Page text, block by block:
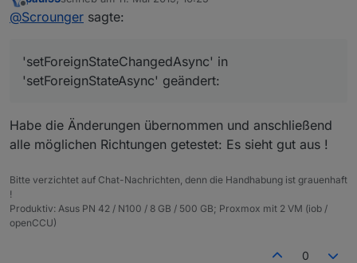
if ( this
					await
this
				}
		}
@Scrounger
Damit Timestamp Änderungen am linkedObject auch
übertragen werden, hab ich es noch etwas
modifiziert, 'setForeignStateChangedAsync' in
	async onStateChange(id, state) {
if (state && state.from !=
// parentObject 'state' hat
if
let linkedObjId =
// let linkedObj = await
// if (linkedObj &&
//
Offline zuletzt editiert von
@Scrounger sagte:
'setForeignStateChangedAsync' in
'setForeignStateAsync' geändert:
Habe die Änderungen übernommen und anschließend
alle möglichen Richtungen getestet: Es sieht gut aus !
Bitte verzichtet auf Chat-Nachrichten, denn die Handhabung ist grauenhaft
!
Produktiv: Asus PN 42 / N100 / 8 GB / 500 GB; Proxmox mit 2 VM (iob /
openCCU)
0